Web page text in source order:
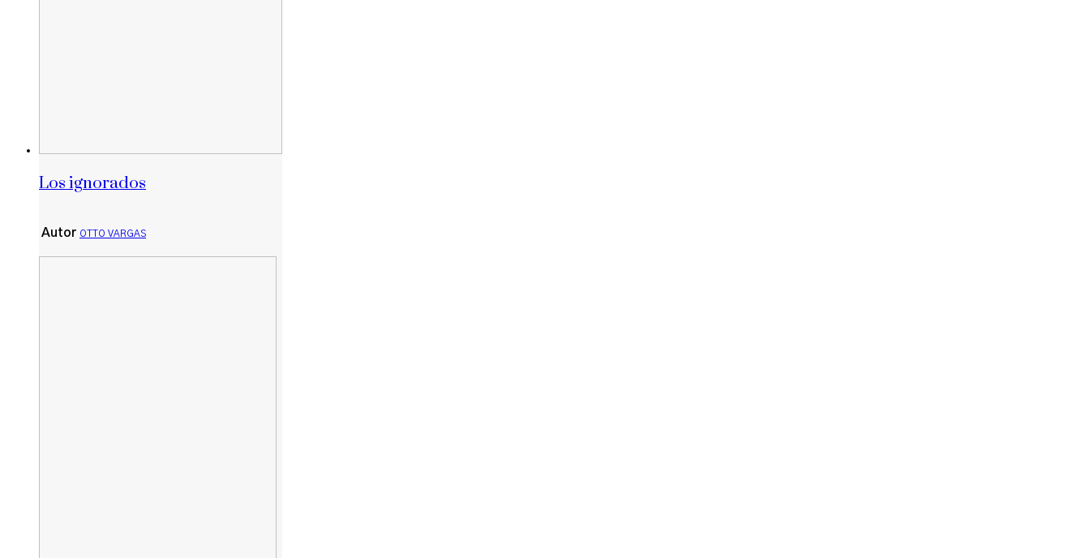
Los ignorados
Autor OTTO VARGAS